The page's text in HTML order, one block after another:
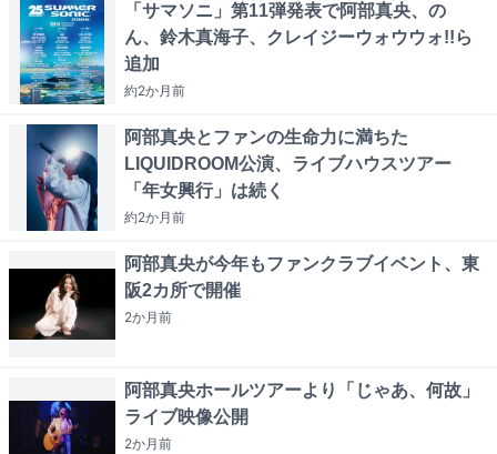
「サマソニ」第11弾発表で阿部真央、の
ん、鈴木真海子、クレイジーウォウウォ!!ら
追加
約2か月前
阿部真央とファンの生命力に満ちた
LIQUIDROOM公演、ライブハウスツアー
「年女興行」は続く
約2か月前
阿部真央が今年もファンクラブイベント、東
阪2カ所で開催
2か月前
阿部真央ホールツアーより「じゃあ、何故」
ライブ映像公開
2か月前